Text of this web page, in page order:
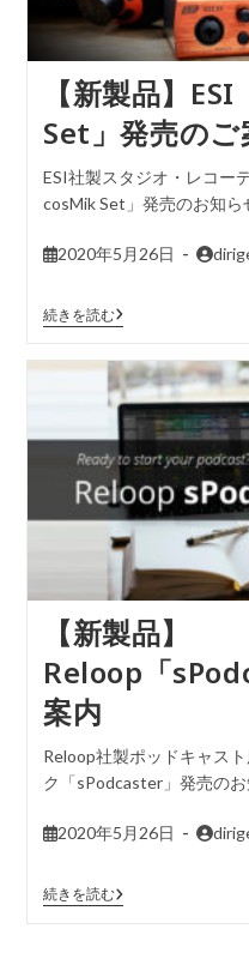
【新製品】
Set」発売のご
ESI社製スタジオ・レコー
cosMik Set」発売のお知ら
2020年5月26日
続きを読む
【新製品】
Reloop「
案内
Reloop社製ポッドキャス
ク「sPodcaster」発売のお
2020年5月26日
続きを読む